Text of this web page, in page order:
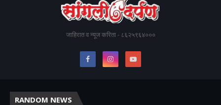
जाहिरात व न्यूज करिता - ८६२५९६४०००
RANDOM NEWS